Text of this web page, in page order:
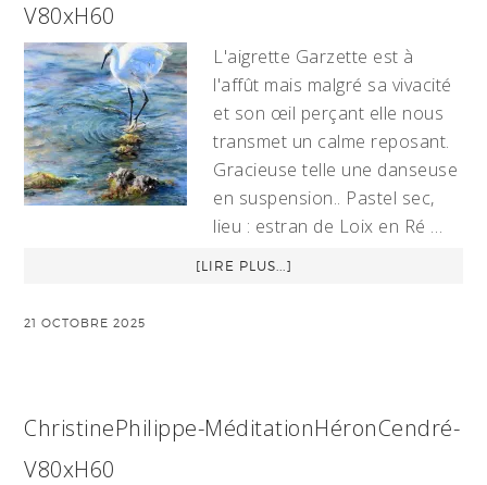
V80xH60
L'aigrette Garzette est à
l'affût mais malgré sa vivacité
et son œil perçant elle nous
transmet un calme reposant.
Gracieuse telle une danseuse
en suspension.. Pastel sec,
lieu : estran de Loix en Ré …
[LIRE PLUS...]
21 OCTOBRE 2025
ChristinePhilippe-MéditationHéronCendré-
V80xH60